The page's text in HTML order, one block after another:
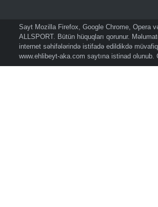
Sayt Mozilla Firefox, Google Chrome, Opera
ALLSPORT. Bütün hüquqları qorunur.
internet səhifələrində istifadə edildikdə
www.ehlibeyt-aka.com saytına istinad olunub.